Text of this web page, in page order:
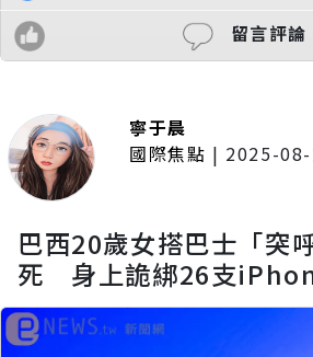
留言評論
寧于晨
國際焦點 | 2025-
巴西20歲女搭巴士「突
死 身上詭綁26支